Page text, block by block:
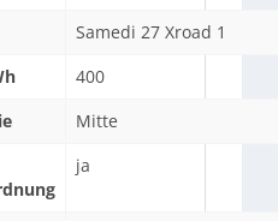
Samedi 27 Xroad 1
400
Mitte
ja